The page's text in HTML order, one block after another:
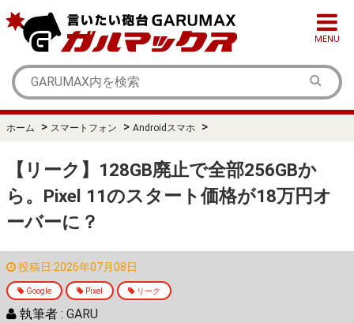
MENU
ホーム > スマートフォン > Androidスマホ >
【リーク】128GB廃止で全部256GBか
ら。Pixel 11のスタート価格が18万円オ
ーバーに？
投稿日:2026年07月08日
Google Pixel リーク
執筆者 : GARU